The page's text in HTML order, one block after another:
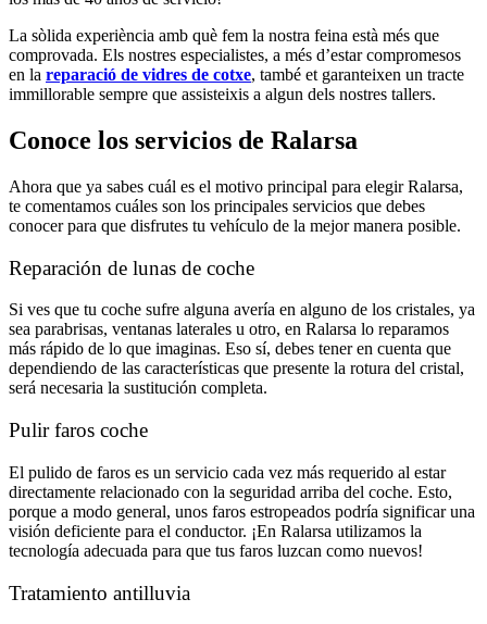
La sòlida experiència amb què fem la nostra feina està més que
comprovada. Els nostres especialistes, a més d’estar compromesos
en la reparació de vidres de cotxe, també et garanteixen un tracte
immillorable sempre que assisteixis a algun dels nostres tallers.
Conoce los servicios de Ralarsa
Ahora que ya sabes cuál es el motivo principal para elegir Ralarsa,
te comentamos cuáles son los principales servicios que debes
conocer para que disfrutes tu vehículo de la mejor manera posible.
Reparación de lunas de coche
Si ves que tu coche sufre alguna avería en alguno de los cristales, ya
sea parabrisas, ventanas laterales u otro, en Ralarsa lo reparamos
más rápido de lo que imaginas. Eso sí, debes tener en cuenta que
dependiendo de las características que presente la rotura del cristal,
será necesaria la sustitución completa.
Pulir faros coche
El pulido de faros es un servicio cada vez más requerido al estar
directamente relacionado con la seguridad arriba del coche. Esto,
porque a modo general, unos faros estropeados podría significar una
visión deficiente para el conductor. ¡En Ralarsa utilizamos la
tecnología adecuada para que tus faros luzcan como nuevos!
Tratamiento antilluvia